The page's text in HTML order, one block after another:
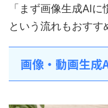
「まず画像生成AI
という流れもおすす
画像・動画生成